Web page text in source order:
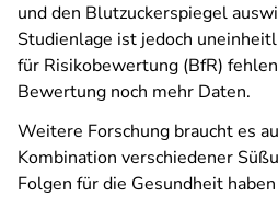
und den Blutzuckerspiegel
Studienlage ist jedoch
für Risikobewertung (BfR)
Bewertung noch mehr Daten.
Weitere Forschung braucht es
Kombination verschiedener
Folgen für die Gesundheit